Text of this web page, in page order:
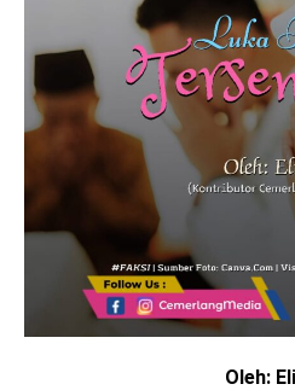
Oleh: